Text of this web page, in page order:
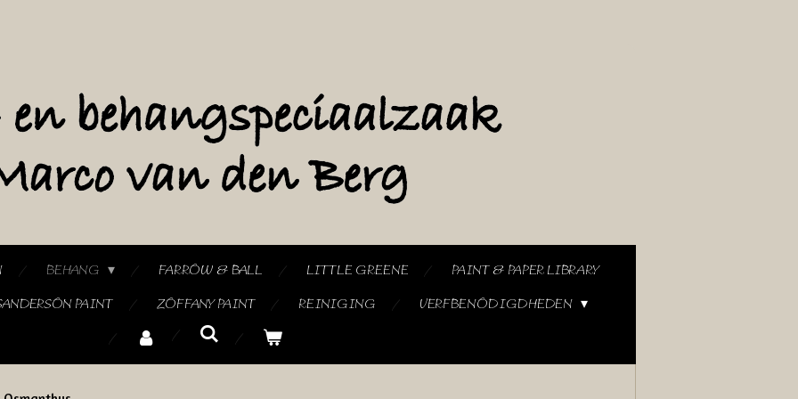
BEHANG FARROW & BALL LITTLE GREENE
PAINT & PAPER LIBRARY
PAINT ZOFFANY PAINT REINIGING VERFBENODIGDHEDEN